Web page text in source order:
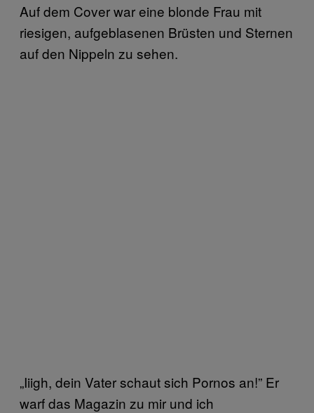
Auf dem Cover war eine blonde Frau mit
riesigen, aufgeblasenen Brüsten und Sternen
auf den Nippeln zu sehen.
„Iiigh, dein Vater schaut sich Pornos an!” Er
warf das Magazin zu mir und ich